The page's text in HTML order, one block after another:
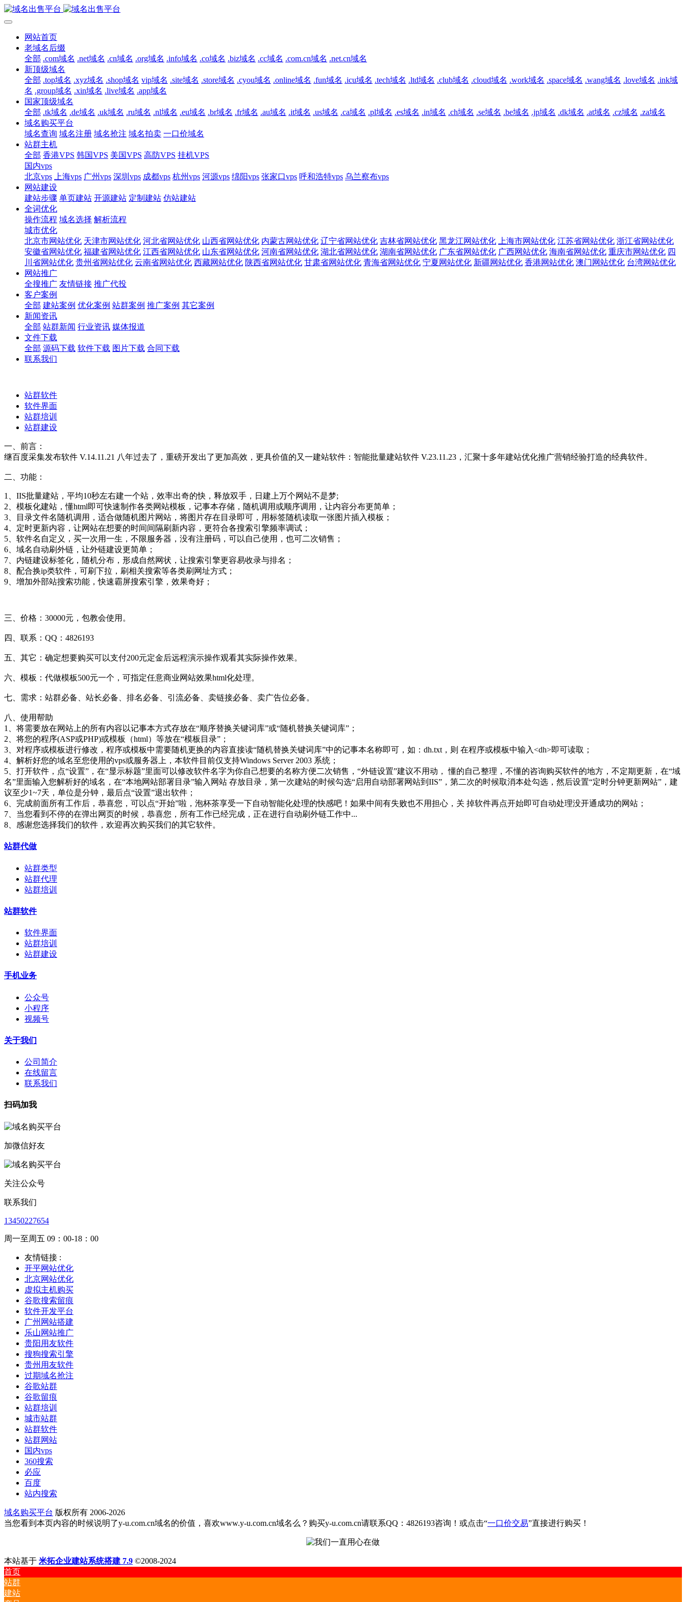
网站首页
老域名后缀
全部 .com域名 .net域名 .cn域名 .org域名 .info域名 .co域名 .biz域名 .cc域名 .com.cn域名 .net.cn域名
新顶级域名
全部 .top域名 .xyz域名 .shop域名 vip域名 .site域名 .store域名 .cyou域名 .online域名 .fun域名 .icu域名 .tech域名 .ltd域名 .club域名 .cloud域名 .work域名 .space域名 .wang域名 .love域名 .ink域
名 .group域名 .xin域名 .live域名 .app域名
国家顶级域名
全部 .tk域名 .de域名 .uk域名 .ru域名 .nl域名 .eu域名 .br域名 .fr域名 .au域名 .it域名 .us域名 .ca域名 .pl域名 .es域名 .in域名 .ch域名 .se域名 .be域名 .jp域名 .dk域名 .at域名 .cz域名 .za域名
域名购买平台
域名查询 域名注册 域名抢注 域名拍卖 一口价域名
站群主机
全部 香港VPS 韩国VPS 美国VPS 高防VPS 挂机VPS
国内vps
北京vps
上海vps 广州vps 深圳vps 成都vps 杭州vps 河源vps 绵阳vps 张家口vps 呼和浩特vps 乌兰察布vps
网站建设
建站步骤 单页建站 开源建站 定制建站 仿站建站
全词优化
操作流程 域名选择 解析流程
城市优化
北京市网站优化 天津市网站优化 河北省网站优化 山西省网站优化 内蒙古网站优化 辽宁省网站优化 吉林省网站优化 黑龙江网站优化 上海市网站优化 江苏省网站优化 浙江省网站优化
安徽省网站优化 福建省网站优化 江西省网站优化 山东省网站优化 河南省网站优化 湖北省网站优化 湖南省网站优化 广东省网站优化 广西网站优化 海南省网站优化 重庆市网站优化 四
川省网站优化 贵州省网站优化 云南省网站优化 西藏网站优化 陕西省网站优化 甘肃省网站优化 青海省网站优化 宁夏网站优化 新疆网站优化 香港网站优化 澳门网站优化 台湾网站优化
网站推广
全搜推广 友情链接 推广代投
客户案例
全部 建站案例 优化案例 站群案例 推广案例 其它案例
新闻资讯
全部 站群新闻 行业资讯 媒体报道
文件下载
全部 源码下载 软件下载 图片下载 合同下载
联系我们
站群软件
软件界面
站群培训
站群建设
一、前言：
继百度采集发布软件 V.14.11.21 八年过去了，重磅开发出了更加高效，更具价值的又一建站软件：智能批量建站软件 V.23.11.23，汇聚十多年建站优化推广营销经验打造的经典软件。
二、功能：
1、IIS批量建站，平均10秒左右建一个站，效率出奇的快，释放双手，日建上万个网站不是梦;
2、模板化建站，懂html即可快速制作各类网站模板，记事本存储，随机调用或顺序调用，让内容分布更简单；
3、目录文件名随机调用，适合做随机图片网站，将图片存在目录即可，用标签随机读取一张图片插入模板；
4、定时更新内容，让网站在想要的时间间隔刷新内容，更符合各搜索引擎频率调试；
5、软件名自定义，买一次用一生，不限服务器，没有注册码，可以自己使用，也可二次销售；
6、域名自动刷外链，让外链建设更简单；
7、内链建设标签化，随机分布，形成自然网状，让搜索引擎更容易收录与排名；
8、配合换ip类软件，可刷下拉，刷相关搜索等各类刷网址方式；
9、增加外部站搜索功能，快速霸屏搜索引擎，效果奇好；
三、价格：30000元，包教会使用。
四、联系：QQ：4826193
五、其它：确定想要购买可以支付200元定金后远程演示操作观看其实际操作效果。
六、模板：代做模板500元一个，可指定任意商业网站效果html化处理。
七、需求：站群必备、站长必备、排名必备、引流必备、卖链接必备、卖广告位必备。
八、使用帮助
1、将需要放在网站上的所有内容以记事本方式存放在“顺序替换关键词库”或“随机替换关键词库”；
2、将您的程序(ASP或PHP)或模板（html）等放在“模板目录”；
3、对程序或模板进行修改，程序或模板中需要随机更换的内容直接读“随机替换关键词库”中的记事本名称即可，如：dh.txt，则 在程序或模板中输入<dh>即可读取；
4、解析好您的域名至您使用的vps或服务器上，本软件目前仅支持Windows Server 2003 系统；
5、打开软件，点“设置”，在“显示标题”里面可以修改软件名字为你自己想要的名称方便二次销售，“外链设置”建议不用动， 懂的自己整理，不懂的咨询购买软件的地方，不定期更新，在“域
名”里面输入您解析好的域名，在“本地网站部署目录”输入网站 存放目录，第一次建站的时候勾选“启用自动部署网站到IIS”，第二次的时候取消本处勾选，然后设置“定时分钟更新网站”，建
议至少1~7天，单位是分钟，最后点“设置”退出软件；
6、完成前面所有工作后，恭喜您，可以点“开始”啦，泡杯茶享受一下自动智能化处理的快感吧！如果中间有失败也不用担心，关 掉软件再点开始即可自动处理没开通成功的网站；
7、当您看到不停的在弹出网页的时候，恭喜您，所有工作已经完成，正在进行自动刷外链工作中...
8、感谢您选择我们的软件，欢迎再次购买我们的其它软件。
站群代做
站群类型
站群代理
站群培训
站群软件
软件界面
站群培训
站群建设
手机业务
公众号
小程序
视频号
关于我们
公司简介
在线留言
联系我们
扫码加我
加微信好友
关注公众号
联系我们
13450227654
周一至周五 09：00-18：00
友情链接 :
开平网站优化
北京网站优化
虚拟主机购买
谷歌搜索留痕
软件开发平台
广州网站搭建
乐山网站推广
贵阳用友软件
搜狗搜索引擎
贵州用友软件
过期域名抢注
谷歌站群
谷歌留痕
站群培训
城市站群
站群软件
站群网站
国内vps
360搜索
必应
百度
站内搜索
域名购买平台 版权所有 2006-2026
当您看到本页内容的时候说明了y-u.com.cn域名的价值，喜欢www.y-u.com.cn域名么？购买y-u.com.cn请联系QQ：4826193咨询！或点击“一口价交易”直接进行购买！
本站基于 米拓企业建站系统搭建 7.9 ©2008-2024
首页
站群
建站